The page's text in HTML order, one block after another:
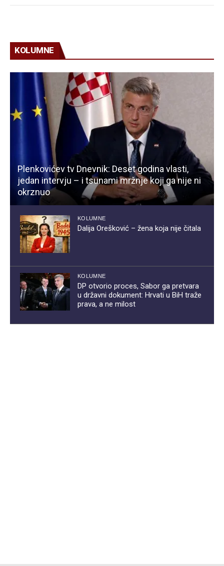
KOLUMNE
Plenkovićev tv Dnevnik: Deset godina vlasti,
jedan intervju – i tsunami mržnje koji ga nije ni
okrznuo
KOLUMNE
Dalija Orešković – žena koja nije čitala
KOLUMNE
DP otvorio proces, Sabor ga pretvara
u državni dokument: Hrvati u BiH traže
prava, a ne milost